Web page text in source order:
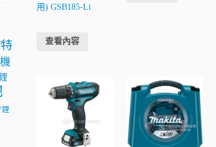
鋰
用) GSB185-Li
查看內容